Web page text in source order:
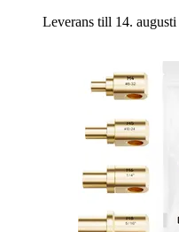
Leverans till 14. augusti